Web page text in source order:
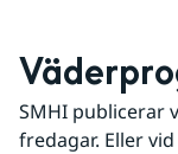
SMHI publicerar
fredagar. Eller